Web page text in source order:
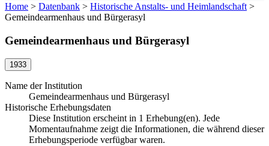
Home > Datenbank > Historische Anstalts- und Heimlandschaft >
Gemeindearmenhaus und Bürgerasyl
Gemeindearmenhaus und Bürgerasyl
1933
Name der Institution
Gemeindearmenhaus und Bürgerasyl
Historische Erhebungsdaten
Diese Institution erscheint in 1 Erhebung(en). Jede
Momentaufnahme zeigt die Informationen, die während dieser
Erhebungsperiode verfügbar waren.